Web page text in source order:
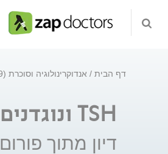
דף הבית אנדוקרינולוגיה וסוכרת (3869)
TSH ונוגדנים (פלוס כנראה תחילת הריון)
דיון מתוך פורום